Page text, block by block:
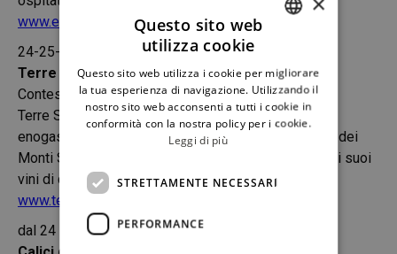
www.einprosit.org
24-25-26 luglio 2026
Terre Sicane Wine Fest
Contessa Entellina (Pa)
Terre Sicane Wine Fest è una manifestazione
enogastronomica che si svolge nel cuore del Parco dei
Monti Sicani per la valorizzazione del territorio e dei suoi
vini di qualità.
www.terresicanewinefest.it
dal 24 luglio al 16 agosto 2026
ENGLISH
Questo sito web
utilizza cookie
Questo sito web utilizza i cookie per migliorare
la tua esperienza di navigazione. Utilizzando il
nostro sito web acconsenti a tutti i cookie in
conformità con la nostra policy per i cookie.
Leggi di più
STRETTAMENTE NECESSARI
PERFORMANCE